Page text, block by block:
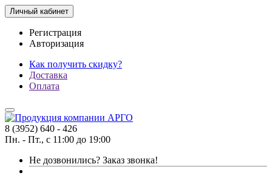
Личный кабинет
Регистрация
Авторизация
Как получить скидку?
Доставка
Оплата
8 (3952) 640 - 426
Пн. - Пт., с 11:00 до 19:00
Не дозвонились? Заказ звонка!